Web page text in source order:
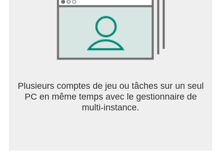
Plusieurs comptes de jeu ou tâches sur un seul
PC en même temps avec le gestionnaire de
multi-instance.